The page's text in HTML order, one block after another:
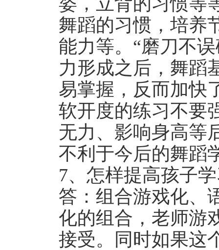
舞蹈的习惯，培养
能力等。“磨刀不
力形成之后，舞蹈
易掌握，反而加快
软开度的练习不要
无力、影响身高等
不利于今后的舞蹈
7、怎样提高孩子
答：组合游戏化、
化的组合，老师游
接受。同时如果这